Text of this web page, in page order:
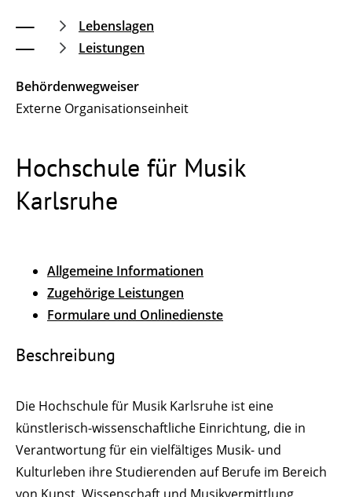
Lebenslagen
Leistungen
Behördenwegweiser
Externe Organisationseinheit
Hochschule für Musik
Karlsruhe
Allgemeine Informationen
Zugehörige Leistungen
Formulare und Onlinedienste
Beschreibung
Die Hochschule für Musik Karlsruhe ist eine
künstlerisch-wissenschaftliche Einrichtung, die in
Verantwortung für ein vielfältiges Musik- und
Kulturleben ihre Studierenden auf Berufe im Bereich